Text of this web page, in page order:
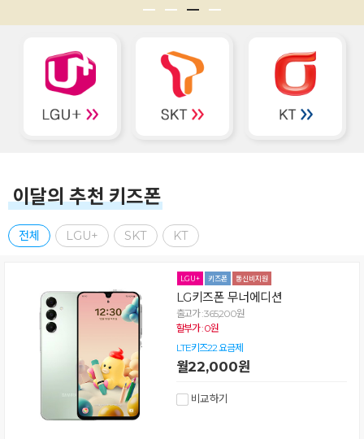
이달의 추천 키즈폰
전체 LGU+ SKT KT
LG키즈폰 무너에디션
출고가 : 365,200원
할부가 : 0원
LTE키즈22 요금제
월22,000원
비교하기